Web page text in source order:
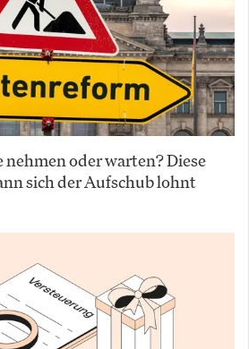
nehmen oder warten? Diese
sich der Aufschub lohnt